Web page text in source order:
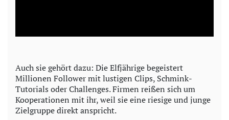
a
y
V
i
Auch sie gehört dazu: Die Elfjährige begeistert
Millionen Follower mit lustigen Clips, Schmink-
Tutorials oder Challenges. Firmen reißen sich um
Kooperationen mit ihr, weil sie eine riesige und junge
Zielgruppe direkt anspricht.